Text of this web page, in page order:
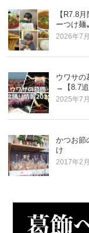
【R7.8
ーつけ麺
2026年7
ウワサの
→【8.7追
2025年7
かつお節
け
2017年2